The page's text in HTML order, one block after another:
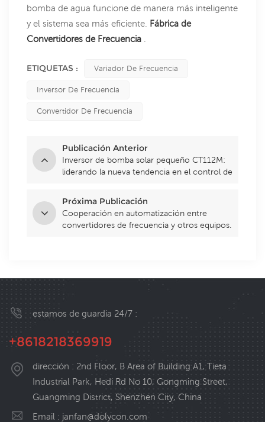
bomba de agua funcione de manera más inteligente
y el sistema sea más eficiente. Fábrica de
Convertidores de Frecuencia
ETIQUETAS : Variador De Frecuencia
Inversor De Frecuencia
Convertidor De Frecuencia
Publicación Anterior
Inversor de bomba solar pequeño CT112M:
liderando la nueva tendencia en el control de
Próxima Publicación
Cooperación en automatización entre
convertidores de frecuencia y otros equipos.
estamos de guardia 24/7 :
+8618218369919
dirección : 2nd Floor, B Area of Building A1, Tieta
Industrial Park, Hedi Rd No 10, Gongming Street,
Guangming District, Shenzhen City, China
Email : janfan@dolycon.com